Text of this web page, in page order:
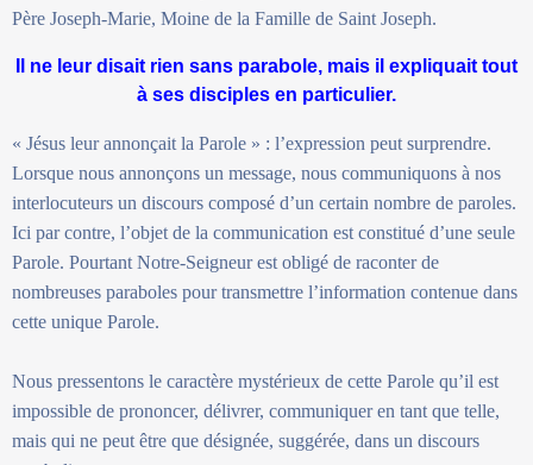
Père Joseph-Marie, Moine de la Famille de Saint Joseph.
Il ne leur disait rien sans parabole, mais il expliquait tout
à ses disciples en particulier.
« Jésus leur annonçait la Parole » : l’expression peut surprendre.
Lorsque nous annonçons un message, nous communiquons à nos
interlocuteurs un discours composé d’un certain nombre de paroles.
Ici par contre, l’objet de la communication est constitué d’une seule
Parole. Pourtant Notre-Seigneur est obligé de raconter de
nombreuses paraboles pour transmettre l’information contenue dans
cette unique Parole.
Nous pressentons le caractère mystérieux de cette Parole qu’il est
impossible de prononcer, délivrer, communiquer en tant que telle,
mais qui ne peut être que désignée, suggérée, dans un discours